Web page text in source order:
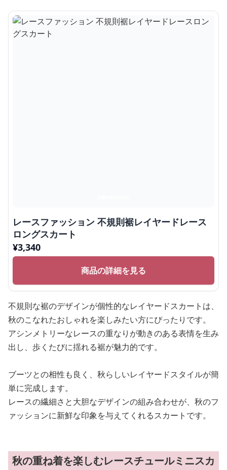
レースファッション 不規則裾レイヤードレース
ロングスカート
¥3,340
商品の詳細を見る
不規則な裾のデザインが個性的なレイヤードスカートは、
秋のこなれたおしゃれを楽しみたい方にぴったりです。
アシンメトリーなレースの重なりが動きのある表情を生み
出し、歩くたびに揺れる裾が魅力的です。
ブーツとの相性も良く、秋らしいレイヤードスタイルが簡
単に完成します。
レースの繊細さと大胆なデザインの組み合わせが、秋のフ
ァッションに新鮮な印象を与えてくれるスカートです。
秋の重ね着を楽しむレースチュールミニスカ